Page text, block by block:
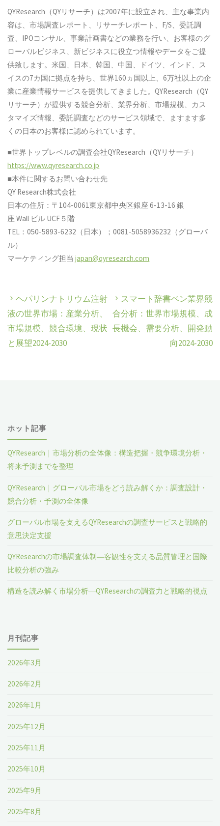
QYResearch（QYリサーチ）は2007年に設立され、主な事業内
容は、市場調査レポート、リサーチレポート、F/S、委託調
査、IPOコンサル、事業計画書などの業務を行い、お客様のグ
ローバルビジネス、新ビジネスに役立つ情報やデータをご提
供致します。米国、日本、韓国、中国、ドイツ、インド、ス
イスの7カ国に拠点を持ち、世界160ヵ国以上、6万社以上の企
業に産業情報サービスを提供してきました。QYResearch（QY
リサーチ）が提供する競合分析、業界分析、市場規模、カス
タマイズ情報、委託調査などのサービス領域で、ますます多
くの日本のお客様に認められています。
■世界トップレベルの調査会社QYResearch（QYリサーチ）
https://www.qyresearch.co.jp
■本件に関するお問い合わせ先
QY Research株式会社
日本の住所：〒104-0061東京都中央区銀座 6-13-16 銀
座 Wall ビル UCF５階
TEL：050-5893-6232（日本）；0081-5058936232（グローバ
ル）
マーケティング担当japan@qyresearch.com
ヘパリンナトリウム注射
液の世界市場：産業分析、
市場規模、競合環境、現状
と展望2024-2030
スマート辞書ペン業界競
合分析：世界市場規模、成
長機会、需要分析、開発動
向2024-2030
ホット記事
QYResearch｜市場分析の全体像：構造把握・競争環境分析・
将来予測までを整理
QYResearch｜グローバル市場をどう読み解くか：調査設計・
競合分析・予測の全体像
グローバル市場を支えるQYResearchの調査サービスと戦略的
意思決定支援
QYResearchの市場調査体制―客観性を支える品質管理と国際
比較分析の強み
構造を読み解く市場分析―QYResearchの調査力と戦略的視点
月刊記事
2026年3月
2026年2月
2026年1月
2025年12月
2025年11月
2025年10月
2025年9月
2025年8月